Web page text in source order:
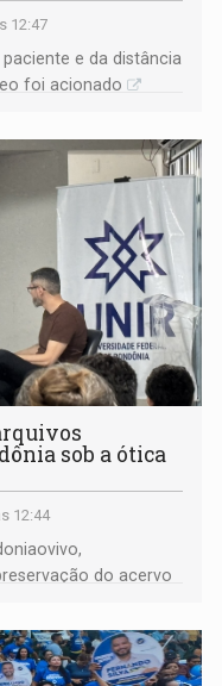
12:47
e da distância
foi acionado
sob a ótica
12:44
do acervo